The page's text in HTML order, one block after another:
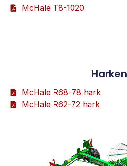
McHale T8-1020
Harken
McHale R68-78 hark
McHale R62-72 hark